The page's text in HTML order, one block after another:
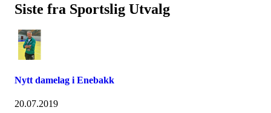
Siste fra Sportslig Utvalg
Nytt damelag i Enebakk
20.07.2019